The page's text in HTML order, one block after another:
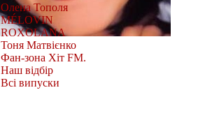
Олена Тополя
MÉLOVIN
ROXOLANA
Тоня Матвієнко
Фан-зона Хіт FM.
Наш відбір
Всі випуски